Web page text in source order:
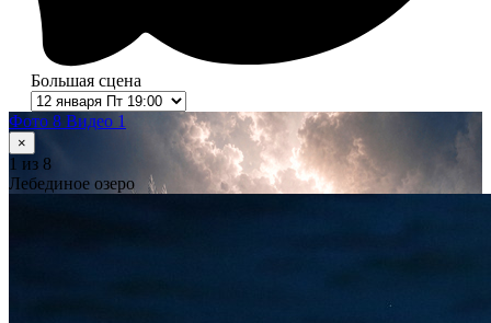
Большая сцена
Фото 8 Видео 1
×
1 из 8
Лебединое озеро